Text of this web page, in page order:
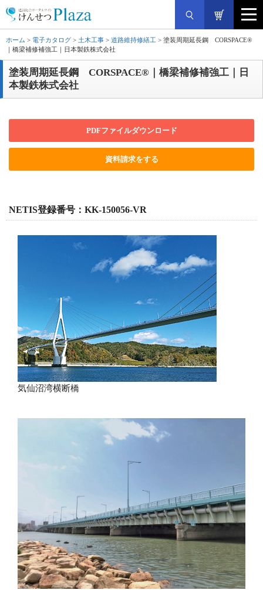
ホーム > 電子カタログ > 土木工事 > 道路維持修繕工 > 塗装周期延長鋼 CORSPACE®
｜橋梁補修補強工｜日本製鉄株式会社
塗装周期延長鋼 CORSPACE®｜橋梁補修補強工｜日
本製鉄株式会社
PDFファイルダウンロード
資料請求をする
NETIS登録番号：KK-150056-VR
気仙沼湾横断橋